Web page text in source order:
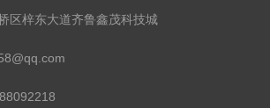
区梓东大道齐鲁鑫茂科技城